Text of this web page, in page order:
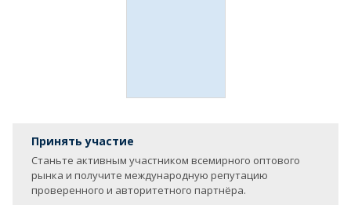
Принять участие
Станьте активным участником всемирного оптового
рынка и получите международную репутацию
проверенного и авторитетного партнёра.